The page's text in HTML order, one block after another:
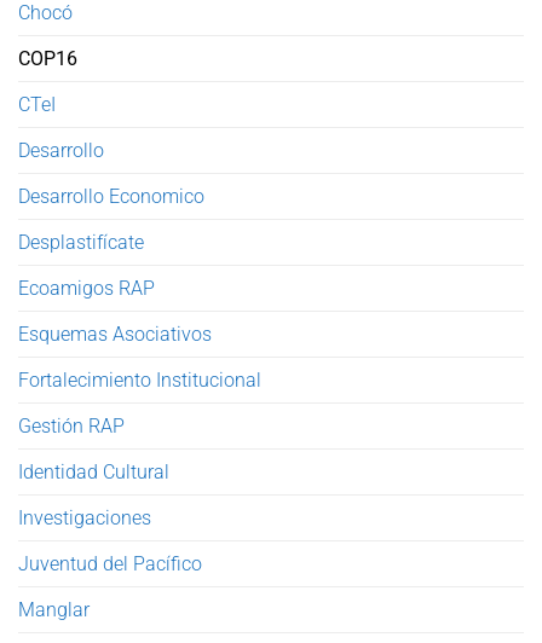
Chocó
COP16
CTeI
Desarrollo
Desarrollo Economico
Desplastifícate
Ecoamigos RAP
Esquemas Asociativos
Fortalecimiento Institucional
Gestión RAP
Identidad Cultural
Investigaciones
Juventud del Pacífico
Manglar